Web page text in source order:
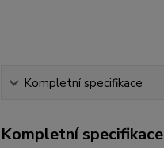
Kompletní specifikace
Kompletní specifikace